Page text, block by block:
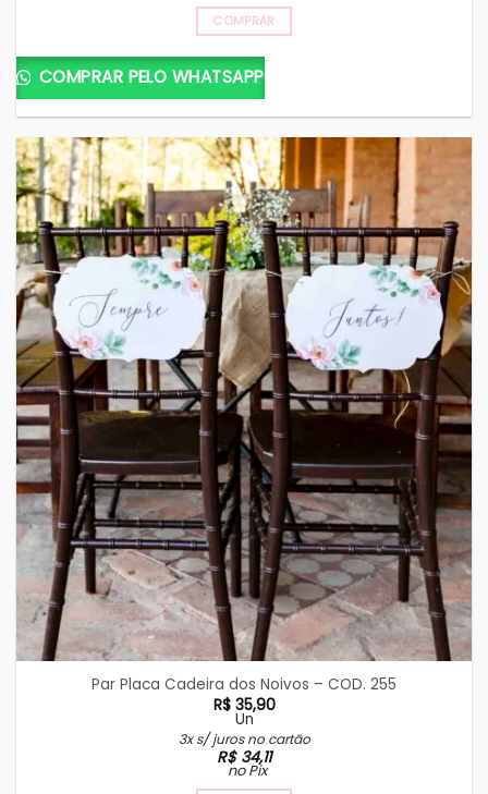
COMPRAR
COMPRAR PELO WHATSAPP
Par Placa Cadeira dos Noivos – COD. 255
R$35,90
Un
3x s/ juros no cartão
R$34,11
no Pix